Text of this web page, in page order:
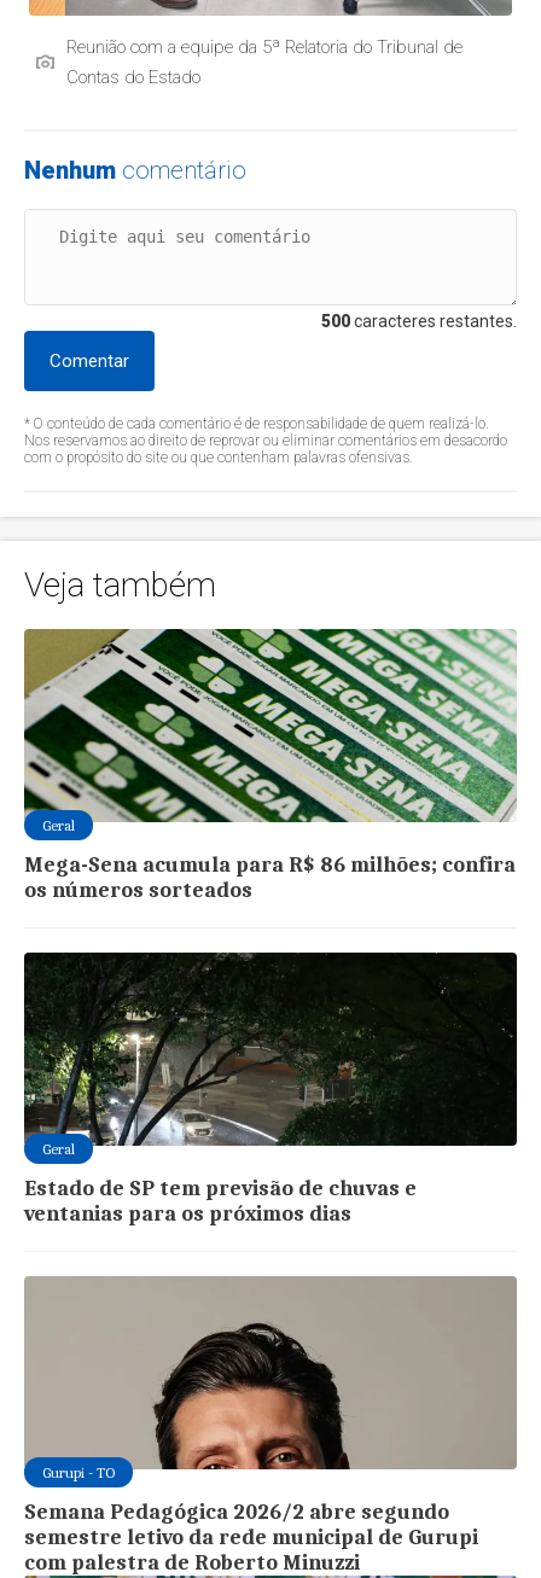
Reunião com a equipe da 5ª Relatoria do Tribunal de
Contas do Estado
Nenhum comentário
500caracteres restantes.
Comentar
* O conteúdo de cada comentário é de responsabilidade de quem realizá-lo.
Nos reservamos ao direito de reprovar ou eliminar comentários em desacordo
com o propósito do site ou que contenham palavras ofensivas.
Veja também
Geral
Mega-Sena acumula para R$ 86 milhões; confira
os números sorteados
Geral
Estado de SP tem previsão de chuvas e
ventanias para os próximos dias
Gurupi - TO
Semana Pedagógica 2026/2 abre segundo
semestre letivo da rede municipal de Gurupi
com palestra de Roberto Minuzzi